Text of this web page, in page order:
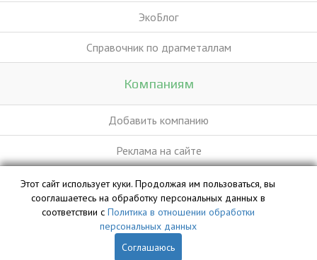
ЭкоБлог
Справочник по драгметаллам
Компаниям
Добавить компанию
Реклама на сайте
База данных сайта vyvoz.org является интеллектуальной
собственностью ООО «Профит» и охраняется законом.
Этот сайт использует куки. Продолжая им пользоваться, вы
сооглашаетесь на обработку персональных данных в
соответствии с Политика в отношении обработки
персональных данных
Соглашаюсь